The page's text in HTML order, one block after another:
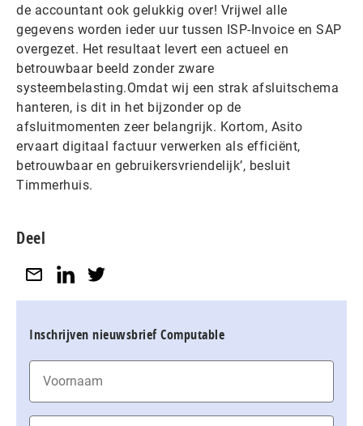
de accountant ook gelukkig over! Vrijwel alle
gegevens worden ieder uur tussen ISP-Invoice en SAP
overgezet. Het resultaat levert een actueel en
betrouwbaar beeld zonder zware
systeembelasting.Omdat wij een strak afsluitschema
hanteren, is dit in het bijzonder op de
afsluitmomenten zeer belangrijk. Kortom, Asito
ervaart digitaal factuur verwerken als efficiënt,
betrouwbaar en gebruikersvriendelijk’, besluit
Timmerhuis.
Deel
Inschrijven nieuwsbrief Computable